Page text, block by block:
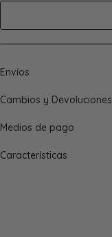
Envíos
Cambios y Devoluciones
Medios de pago
Características